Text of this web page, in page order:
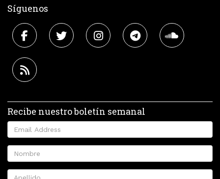
Síguenos
Recibe nuestro boletín semanal